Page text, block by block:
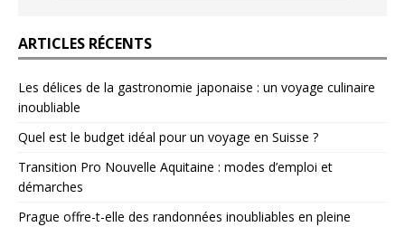
ARTICLES RÉCENTS
Les délices de la gastronomie japonaise : un voyage culinaire
inoubliable
Quel est le budget idéal pour un voyage en Suisse ?
Transition Pro Nouvelle Aquitaine : modes d’emploi et
démarches
Prague offre-t-elle des randonnées inoubliables en pleine